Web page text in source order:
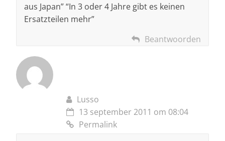
aus Japan” “In 3 oder 4 Jahre gibt es keinen
Ersatzteilen mehr”
Beantwoorden
Lusso
13 september 2011 om 08:04
Permalink